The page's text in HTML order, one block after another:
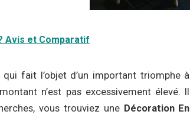
Avis et Comparatif
fait l’objet d’un important triomphe à
n’est pas excessivement élevé. Il
vous trouviez une Décoration En